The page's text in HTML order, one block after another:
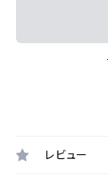
レビュー